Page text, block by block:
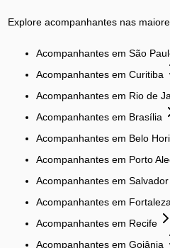
Explore acompanhantesnas
Acompanhantesem São
Acompanhantesem Curitiba
Acompanhantesem Rio de
Acompanhantesem Brasília
Acompanhantesem Belo
Acompanhantesem Porto
Acompanhantesem Salvador
Acompanhantesem Fortaleza
Acompanhantesem Recife
Acompanhantesem Goiânia